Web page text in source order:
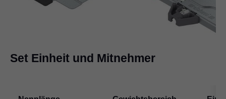
Set Einheit und Mitnehmer